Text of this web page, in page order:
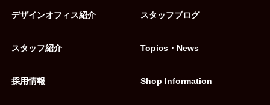
デザインオフィス紹介
スタッフ紹介
採用情報
スタッフブログ
Topics・News
Shop Information